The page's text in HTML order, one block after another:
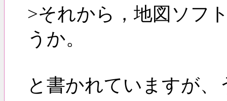
>それから，地図ソフ
うか。
と書かれていますが